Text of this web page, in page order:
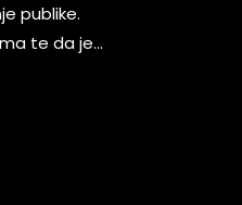
publike.
te da je
izdanje za